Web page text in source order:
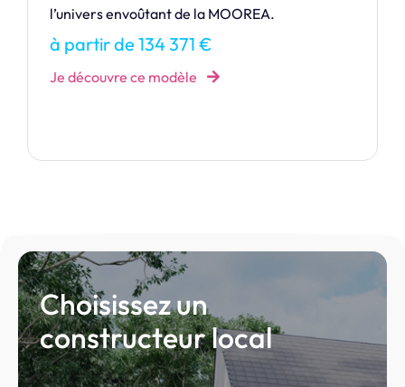
confortable avec au choix trois dimensions
différentes qui adapteront l’espace suivant vos
besoins.
à partir de 142 237 €
Choisissez un
constructeur local